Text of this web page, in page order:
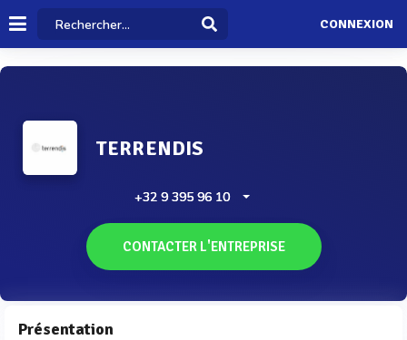
CONNEXION
TERRENDIS
+32 9 395 96 10
CONTACTER L'ENTREPRISE
Présentation